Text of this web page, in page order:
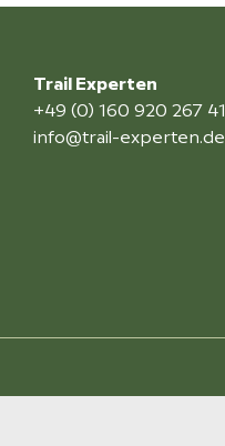
Trail Experten
+49 (0) 160 920 267 41
info@trail-experten.de